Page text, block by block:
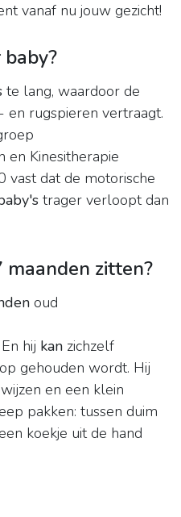
vanaf nu jouw gezicht!
te lang, waardoor de
en rugspieren vertraagt.
en Kinesitherapie
vast dat de motorische
trager verloopt dan
maanden zitten?
oud
hij kan zichzelf
gehouden wordt. Hij
en een klein
pakken: tussen duim
koekje uit de hand